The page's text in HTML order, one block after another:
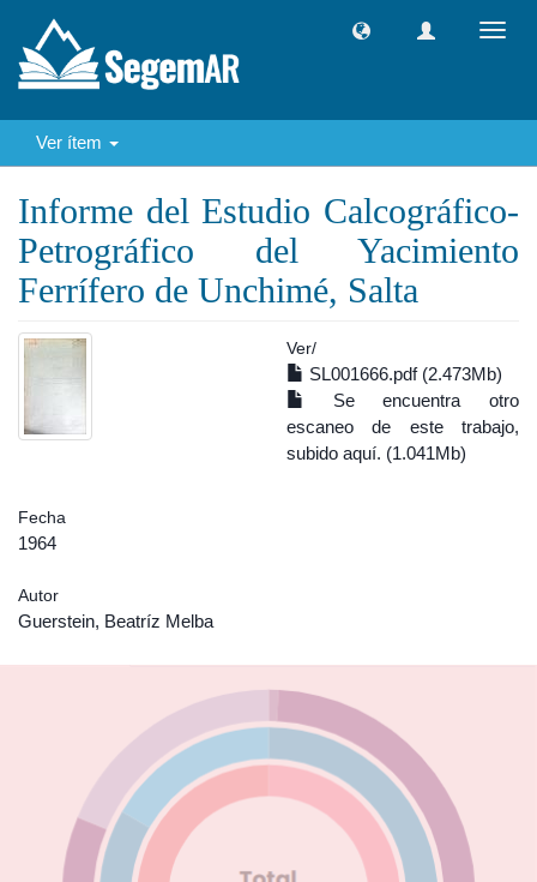
Ver ítem
Informe del Estudio Calcográfico-
Petrográfico del Yacimiento
Ferrífero de Unchimé, Salta
Ver/
SL001666.pdf (2.473Mb)
Se encuentra otro
escaneo de este trabajo,
subido aquí. (1.041Mb)
Fecha
1964
Autor
Guerstein, Beatríz Melba